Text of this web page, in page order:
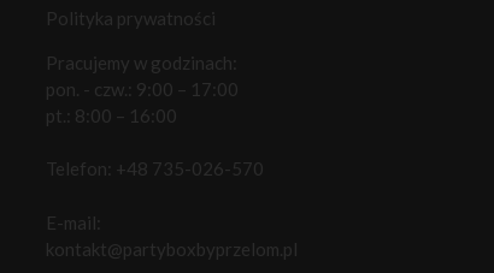
Polityka prywatności
Pracujemy w godzinach:
pon. - czw.: 9:00 – 17:00
pt.: 8:00 – 16:00
Telefon: +48 735-026-570
E-mail:
kontakt@partyboxbyprzelom.pl